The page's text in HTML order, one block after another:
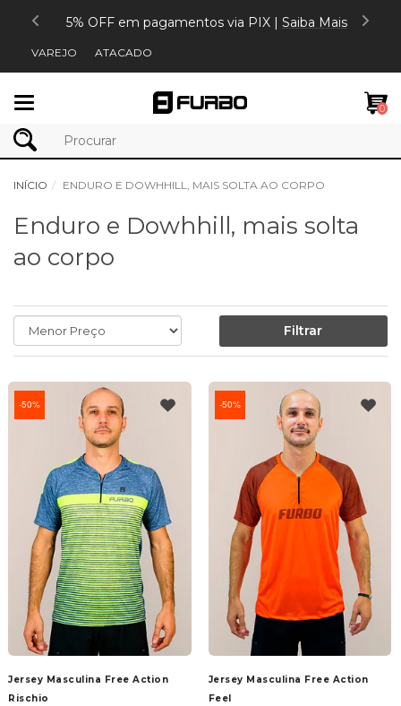
5% OFF em pagamentos via PIX | Saiba Mais
VAREJO ATACADO
0
INÍCIO ENDURO E DOWHHILL, MAIS SOLTA AO CORPO
Enduro e Dowhhill, mais solta
ao corpo
Filtrar
50%
Jersey Masculina Free Action
Rischio
50%
Jersey Masculina Free Action
Feel